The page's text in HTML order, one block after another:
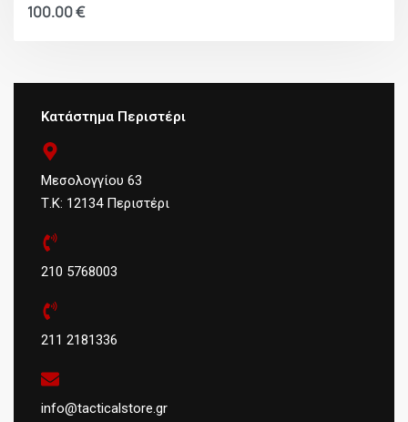
100.00€
Κατάστημα Περιστέρι
Μεσολογγίου 63
Τ.Κ: 12134 Περιστέρι
210 5768003
211 2181336
info@tacticalstore.gr